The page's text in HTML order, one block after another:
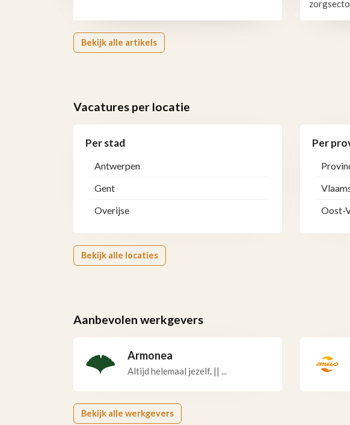
Bekijk alle artikels
Vacatures per locatie
Per stad
Antwerpen
Gent
Overijse
Per
Oost-
Bekijk alle locaties
Aanbevolen werkgevers
Armonea
Altijd helemaal jezelf. || ...
Bekijk alle werkgevers